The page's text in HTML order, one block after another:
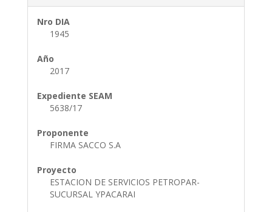
Nro DIA
1945
Año
2017
Expediente SEAM
5638/17
Proponente
FIRMA SACCO S.A
Proyecto
ESTACION DE SERVICIOS PETROPAR-
SUCURSAL YPACARAI